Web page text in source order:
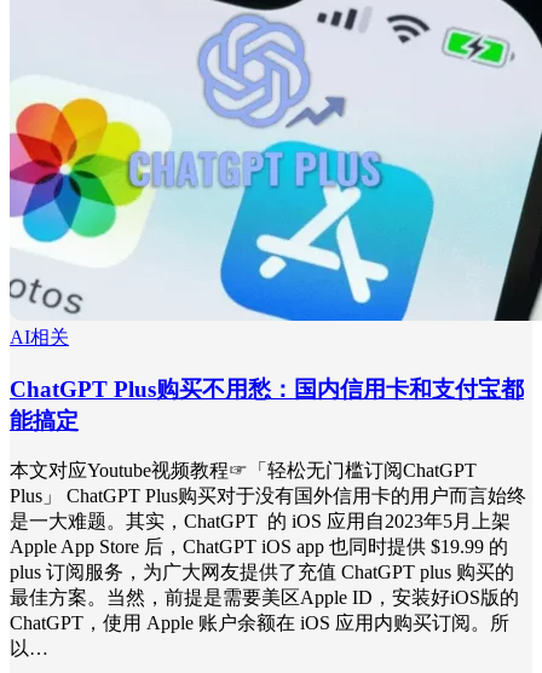
AI相关
ChatGPT Plus购买不用愁：国内信用卡和支付宝都
能搞定
本文对应Youtube视频教程☞「轻松无门槛订阅ChatGPT
Plus」 ChatGPT Plus购买对于没有国外信用卡的用户而言始终
是一大难题。其实，ChatGPT 的 iOS 应用自2023年5月上架
Apple App Store 后，ChatGPT iOS app 也同时提供 $19.99 的
plus 订阅服务，为广大网友提供了充值 ChatGPT plus 购买的
最佳方案。当然，前提是需要美区Apple ID，安装好iOS版的
ChatGPT，使用 Apple 账户余额在 iOS 应用内购买订阅。所
以…